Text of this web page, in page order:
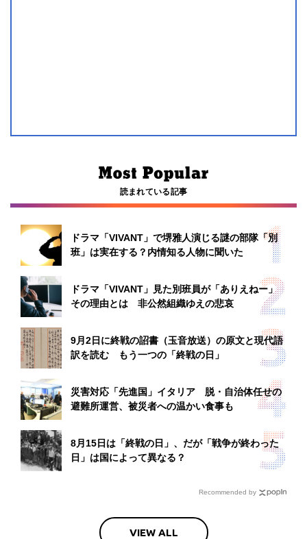
読まれている記事
ドラマ「VIVANT」で堺雅人演じる謎の部隊「別
班」は実在する？内情知る人物に聞いた
ドラマ「VIVANT」見た別班員が「ありえねー」
その理由とは 非公然組織ゆえの悲哀
9月2日に終戦の詔書（玉音放送）の原文と現代語
訳を読む もう一つの「終戦の日」
災害対応「先進国」イタリア 脱・自治体任せの
避難所運営、被災者への温かい食事も
8月15日は「終戦の日」、だが「戦争が終わった
日」は国によって異なる？
Recommended by
VIEW ALL